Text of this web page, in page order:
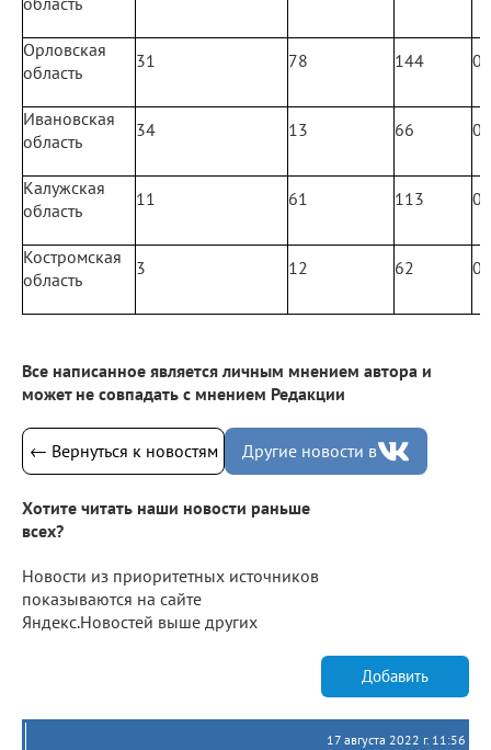
Орловская
область
31 78 144 0
Ивановская
область
34 13 66 0
Калужская
область
11 61 113 0
Костромская
область
3 12 62 0
Все написанное является личным мнением автора и
может не совпадать с мнением Редакции
← Вернуться к новостям Другие новости в
Хотите читать наши новости раньше
всех?
Новости из приоритетных источников
показываются на сайте
Яндекс.Новостей выше других
Добавить
17 августа 2022 г. 11:56